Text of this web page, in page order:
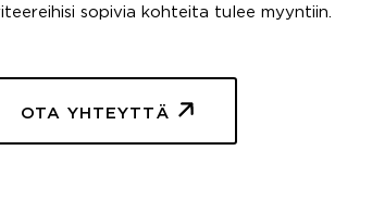
sopivia kohteita tulee myyntiin.
OTA YHTEYTTÄ